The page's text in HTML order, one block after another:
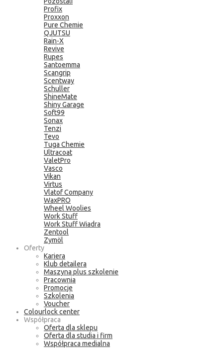
Profix
Proxxon
Pure Chemie
QJUTSU
Rain-X
Revive
Rupes
Santoemma
Scangrip
Scentway
Schuller
ShineMate
Shiny Garage
Soft99
Sonax
Tenzi
Tevo
Tuga Chemie
Ultracoat
ValetPro
Vasco
Vikan
Virtus
Vlatof Company
WaxPRO
Wheel Woolies
Work Stuff
Work Stuff Wiadra
Zentool
Zymöl
Oferty
Kariera
Klub detailera
Maszyna plus szkolenie
Pracownia
Promocje
Szkolenia
Voucher
Colourlock center
Współpraca
Oferta dla sklepu
Oferta dla studia i firm
Współpraca medialna